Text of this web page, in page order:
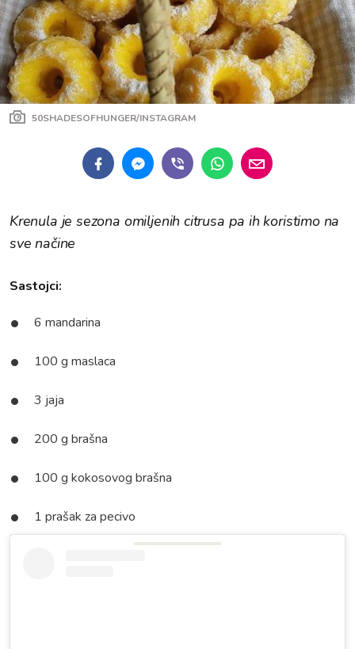
50SHADESOFHUNGER/INSTAGRAM
Krenula je sezona omiljenih citrusa pa ih koristimo na
sve načine
Sastojci:
6 mandarina
100 g maslaca
3 jaja
200 g brašna
100 g kokosovog brašna
1 prašak za pecivo